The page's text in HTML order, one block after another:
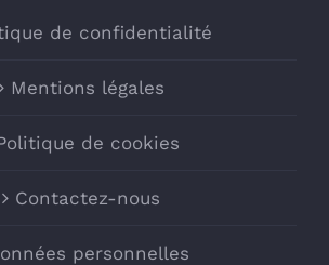
de confidentialité
Mentions légales
de cookies
Contactez-nous
personnelles